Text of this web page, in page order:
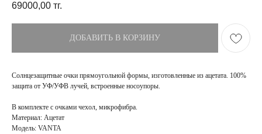
69000,00 тг.
ДОБАВИТЬ В КОРЗИНУ
Солнцезащитные очки прямоугольной формы, изготовленные из ацетата. 100%
защита от УФ/УФВ лучей, встроенные носоупоры.
В комплекте с очками чехол, микрофибра.
Материал: Ацетат
Модель: VANTA